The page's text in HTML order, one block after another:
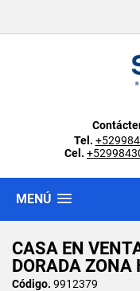
Tel.
Cel.
MENÚ
CASA EN
DORADA ZONA
Código. 9912379